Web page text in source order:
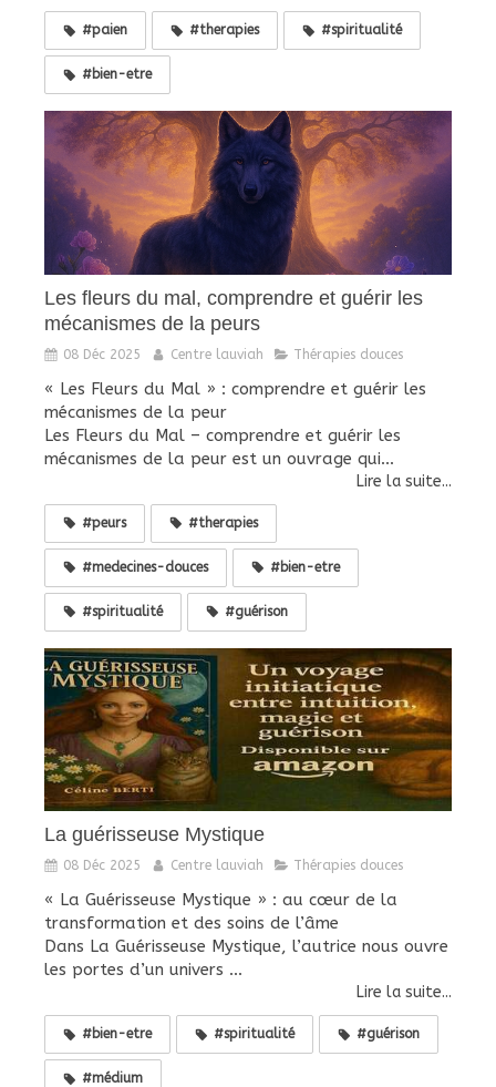
#paien #therapies #spiritualité
#bien-etre
Les fleurs du mal, comprendre et guérir les
mécanismes de la peurs
08 Déc 2025 Centre lauviah Thérapies douces
« Les Fleurs du Mal » : comprendre et guérir les
mécanismes de la peur
Les Fleurs du Mal – comprendre et guérir les
mécanismes de la peur est un ouvrage qui...
Lire la suite...
#peurs #therapies
#medecines-douces #bien-etre
#spiritualité #guérison
La guérisseuse Mystique
08 Déc 2025 Centre lauviah Thérapies douces
« La Guérisseuse Mystique » : au cœur de la
transformation et des soins de l’âme
Dans La Guérisseuse Mystique, l’autrice nous ouvre
les portes d’un univers ...
Lire la suite...
#bien-etre #spiritualité #guérison
#médium